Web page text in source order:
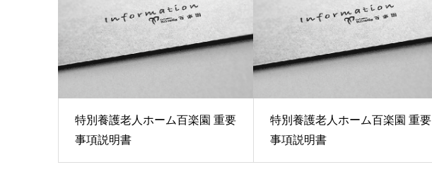
特別養護老人ホーム百楽園 重要
事項説明書
特別養護老人ホーム百楽園 重要
事項説明書